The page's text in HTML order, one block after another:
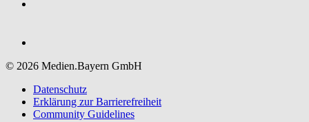
© 2026 Medien.Bayern GmbH
Datenschutz
Erklärung zur Barriere­freiheit
Community Guidelines